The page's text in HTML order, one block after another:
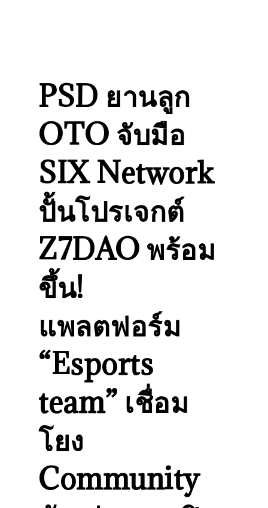
PSD ยานลูก
OTO จับมือ
SIX Network
ปั้นโปรเจกต์
Z7DAO พร้อม
ขึ้น!
แพลตฟอร์ม
“Esports
team” เชื่อม
โยง
Community